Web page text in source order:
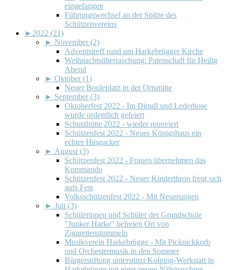
eingefangen
Führungswechsel an der Spitze des
Schützenvereins
► 2022 (21)
► November (2)
Adventstreff rund um Harkebrügger Kirche
Weihnachtsüberraschung: Patenschaft für Heilig
Abend
► Oktober (1)
Neuer Bouleplatz in der Ortsmitte
► September (3)
Oktoberfest 2022 - Im Dirndl und Lederhose
wurde ordentlich gefeiert
Schutzhütte 2022 - wieder renoviert
Schützenfest 2022 - Neues Königshaus ein
echter Hingucker
► August (3)
Schützenfest 2022 - Frauen übernehmen das
Kommando
Schützenfest 2022 - Neuer Kinderthron freut sich
aufs Fest
Volksschützenfest 2022 - Mit Neuerungen
► Juli (3)
Schülerinnen und Schüler der Grundschule
"Junker Harke" befreien Ort von
Zigarettenstummeln
Musikverein Harkebrügge - Mit Picknickkorb
und Orchestermusik in den Sommer
Bürgerstiftung unterstützt Kolping-Werkstatt in